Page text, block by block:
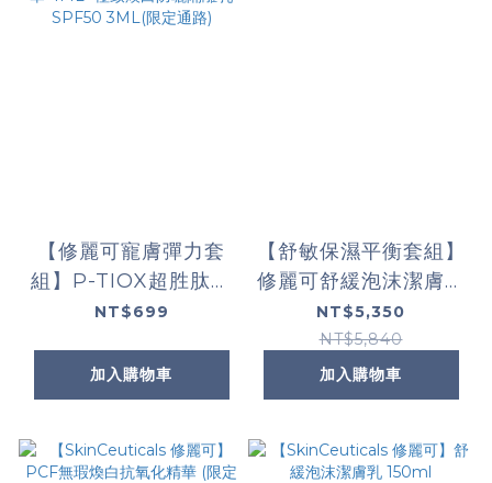
【修麗可寵膚彈力套
組】P-TIOX超胜肽抗
皺極光精華 4ML+HA
華 4ML+極致煥白防
曬隔離乳SPF50
NT$699
加入購物車
【舒敏保濕平衡套組】
修麗可舒緩泡沫潔膚乳
+保濕平衡化妝水+植
萃舒緩色修密霧 (限定
通路)
NT$5,350
NT$5,840
加入購物車